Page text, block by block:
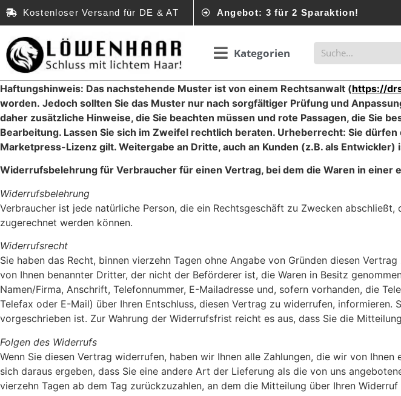
Kostenloser Versand für DE & AT Angebot: 3 für 2 Sparaktion!
Kategorien
Haftungshinweis: Das nachstehende Muster ist von einem Rechtsanwalt (https://
worden. Jedoch sollten Sie das Muster nur nach sorgfältiger Prüfung und
daher zusätzliche Hinweise, die Sie beachten müssen und rote Passagen, die Sie
Bearbeitung. Lassen Sie sich im Zweifel rechtlich beraten. Urheberrecht: Sie
Marketpress-Lizenz gilt. Weitergabe an Dritte, auch an Kunden (z.B. als Entwickler)
Widerrufsbelehrung für Verbraucher für einen Vertrag, bei dem die Waren in einer
Widerrufsbelehrung
Verbraucher ist jede natürliche Person, die ein Rechtsgeschäft zu Zwecken
zugerechnet werden können.
Widerrufsrecht
Sie haben das Recht, binnen vierzehn Tagen ohne Angabe von Gründen diesen
von Ihnen benannter Dritter, der nicht der Beförderer ist, die Waren in Besitz
Namen/Firma, Anschrift, Telefonnummer, E-Mailadresse und, sofern vorhanden, die
Telefax oder E-Mail) über Ihren Entschluss, diesen Vertrag zu widerrufen,
vorgeschrieben ist. Zur Wahrung der Widerrufsfrist reicht es aus, dass Sie die
Folgen des Widerrufs
Wenn Sie diesen Vertrag widerrufen, haben wir Ihnen alle Zahlungen, die wir von
sich daraus ergeben, dass Sie eine andere Art der Lieferung als die von uns
vierzehn Tagen ab dem Tag zurückzuzahlen, an dem die Mitteilung über Ihren